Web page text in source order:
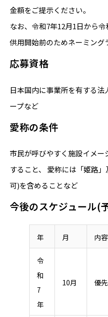
金額をご提示ください。
なお、令和7年12月1日から
供用開始前のためネーミング
応募資格
日本国内に事業所を有する
ープなど
愛称の条件
市民が呼びやすく施設イメ
すること、 愛称には「姫路
可)を含めることなど
今後のスケジュール(
年 月 内容
令
和
7
年
10月 優